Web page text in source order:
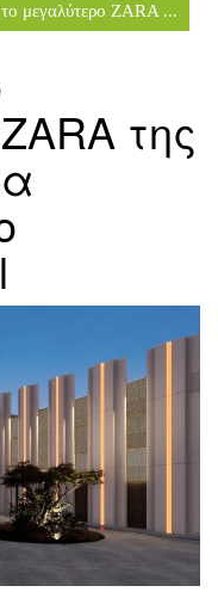
το μεγαλύτερο ZARA ...
της